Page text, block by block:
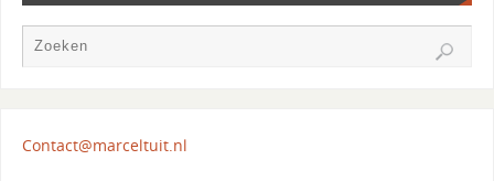
Contact@marceltuit.nl